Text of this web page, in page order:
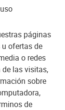
páginas
ofertas de
o redes
las visitas,
sobre
de